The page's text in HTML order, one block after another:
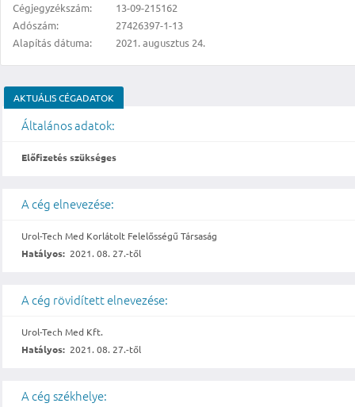
Cégjegyzékszám:
13-09-215162
Adószám:
27426397-1-13
Alapítás dátuma:
2021. augusztus 24.
AKTUÁLIS CÉGADATOK
Általános adatok:
Előfizetés szükséges
A cég elnevezése:
Urol-Tech Med Korlátolt Felelősségű Társaság
Hatályos: 2021. 08. 27.-től
A cég rövidített elnevezése:
Urol-Tech Med Kft.
Hatályos: 2021. 08. 27.-től
A cég székhelye: